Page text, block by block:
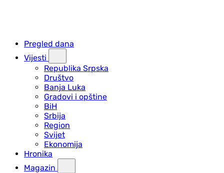
Pregled dana
Vijesti
Republika Srpska
Društvo
Banja Luka
Gradovi i opštine
BiH
Srbija
Region
Svijet
Ekonomija
Hronika
Magazin